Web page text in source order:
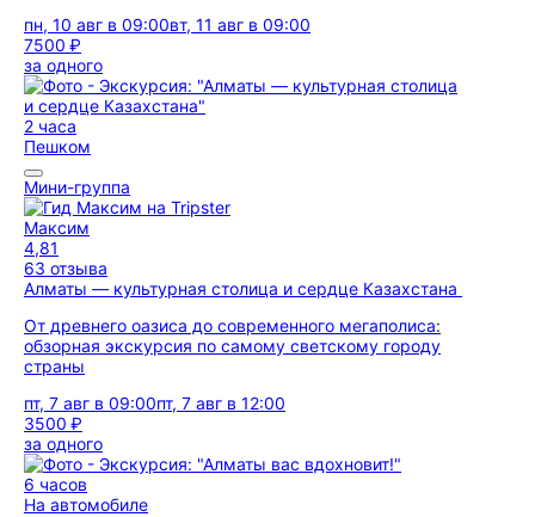
пн, 10 авг в 09:00вт, 11 авг в 09:00
7500 ₽
за одного
2 часа
Пешком
Мини-группа
Максим
4,81
63 отзыва
Алматы — культурная столица и сердце Казахстана
От древнего оазиса до современного мегаполиса:
обзорная экскурсия по самому светскому городу
страны
пт, 7 авг в 09:00пт, 7 авг в 12:00
3500 ₽
за одного
6 часов
На автомобиле